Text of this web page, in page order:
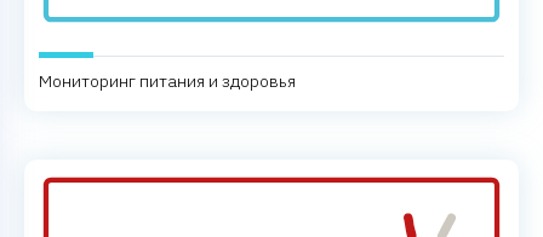
Мониторинг питания и здоровья